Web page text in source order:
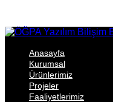
Anasayfa
Kurumsal
Ürünlerimiz
Projeler
Faaliyetlerimiz